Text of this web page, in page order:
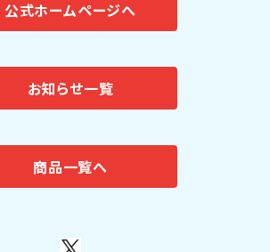
公式ホームページへ
お知らせ一覧
商品一覧へ